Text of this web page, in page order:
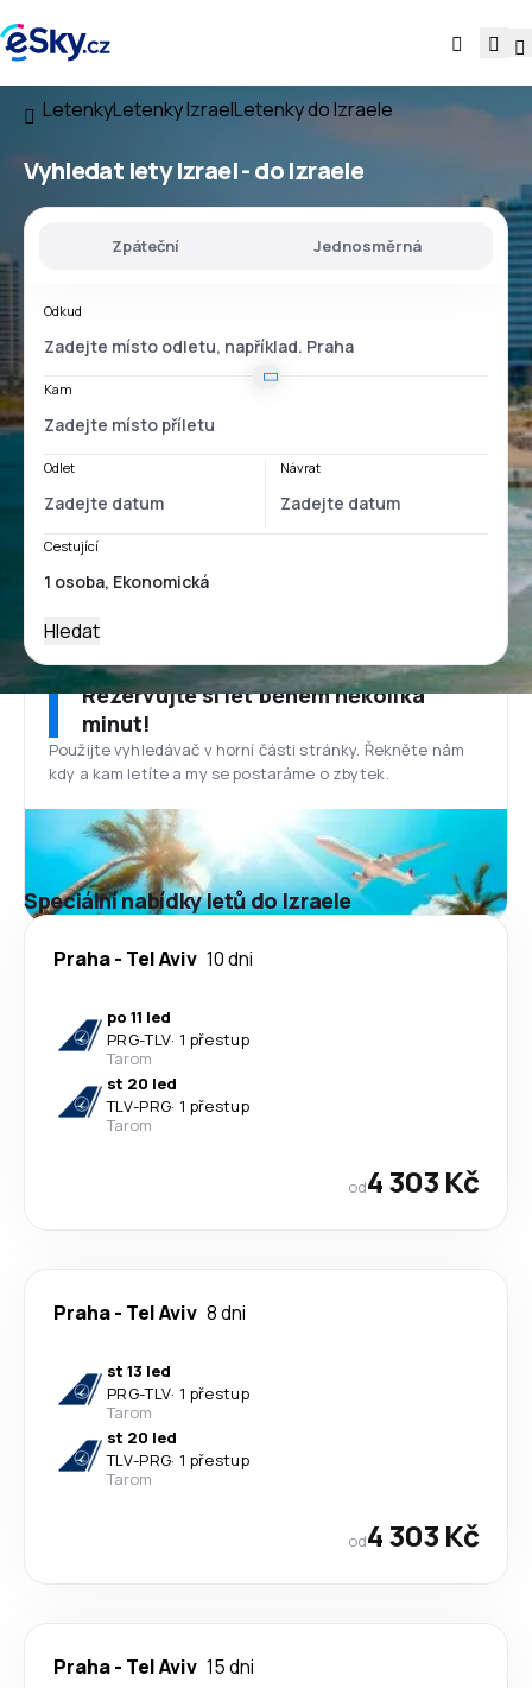
LetenkyLetenky IzraelLetenky do Izraele
Vyhledat letyIzrael - do Izraele
Zpáteční Jednosměrná
Odkud
Kam
Odlet Návrat
Cestující
Hledat
Rezervujte si let během několika
minut!
Použijte vyhledávač v horní části stránky. Řekněte nám
kdy a kam letíte a my se postaráme o zbytek.
Speciální nabídky letů do Izraele
Praha- Tel Aviv 10 dni
po 11 led
PRG-TLV· 1 přestup
Tarom
st 20 led
TLV-PRG· 1 přestup
Tarom
od4 303 Kč
Praha- Tel Aviv 8 dni
st 13 led
PRG-TLV· 1 přestup
Tarom
st 20 led
TLV-PRG· 1 přestup
Tarom
od4 303 Kč
Praha- Tel Aviv 15 dni